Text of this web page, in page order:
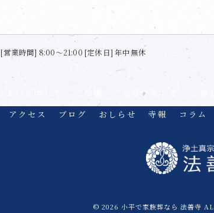
[営業時間] 8:00〜21:00 [定休日] 年中無休
ご葬儀、ご法要に関して
アクセス ブログ おしらせ 寺報 コラム
© 2026 小平で家族葬なら 法善寺